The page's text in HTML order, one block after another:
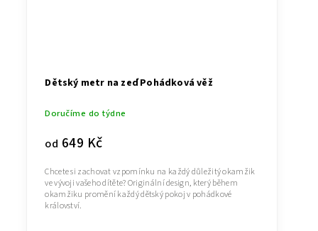
Dětský metr na zeď Pohádková věž
Doručíme do týdne
od 649 Kč
Chcete si zachovat vzpomínku na každý důležitý okamžik
ve vývoji vašeho dítěte? Originální design, který během
okamžiku promění každý dětský pokoj v pohádkové
království.